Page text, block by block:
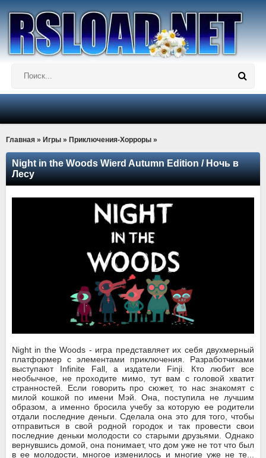
Главная » Игры » Приключения-Хорроры »
Night in the Woods Wierd Autumn Edition / Ночь в
Лесу
Night in the Woods - игра представляет их себя двухмерный
платформер с элементами приключения. Разработчиками
выступают Infinite Fall, а издатели Finji. Кто любит все
необычное, не проходите мимо, тут вам с головой хватит
странностей. Если говорить про сюжет, то нас знакомят с
милой кошкой по имени Мэй. Она, поступила не лучшим
образом, а именно бросила учебу за которую ее родители
отдали последние деньги. Сделала она это для того, чтобы
отправиться в свой родной городок и так провести свои
последние деньки молодости со старыми друзьями. Однако
вернувшись домой, она понимает, что дом уже не тот что был
в ее молодости, многое изменилось и многие уже не те...